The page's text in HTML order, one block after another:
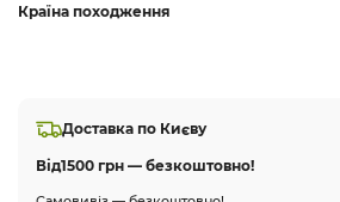
Країна походження
Доставка по Києву
Від1500 грн — безкоштовно!